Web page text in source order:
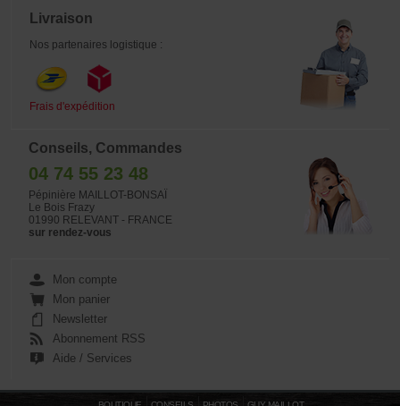
Livraison
Nos partenaires logistique :
Frais d'expédition
Conseils, Commandes
04 74 55 23 48
Pépinière MAILLOT-BONSAÏ
Le Bois Frazy
01990 RELEVANT - FRANCE
sur rendez-vous
Mon compte
Mon panier
Newsletter
Abonnement RSS
Aide / Services